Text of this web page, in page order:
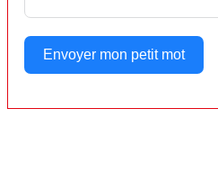
Envoyer mon petit mot